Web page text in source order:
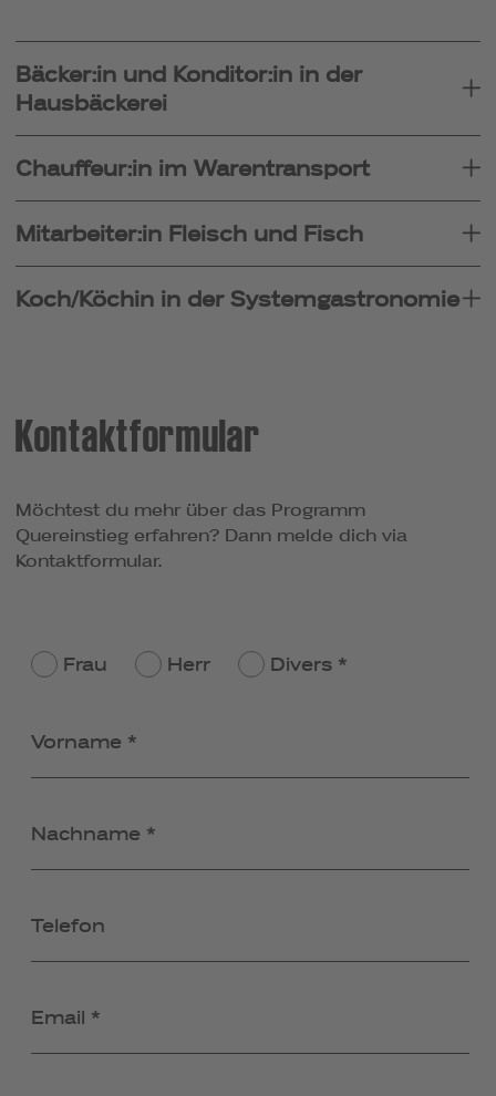
Bäcker:in und Konditor:in in der
Hausbäckerei
Chauffeur:in im Warentransport
Mitarbeiter:in Fleisch und Fisch
Koch/Köchin in der Systemgastronomie
Kontaktformular
Möchtest du mehr über das Programm
Quereinstieg erfahren? Dann melde dich via
Kontaktformular.
Frau Herr Divers *
Vorname *
Nachname *
Telefon
Email *